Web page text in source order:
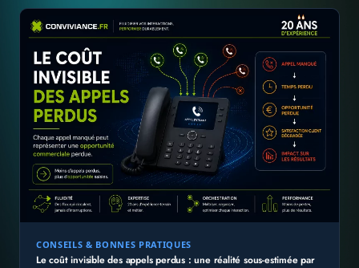
CONSEILS & BONNES PRATIQUES
Le coût invisible des appels perdus : une réalité sous-estimée par